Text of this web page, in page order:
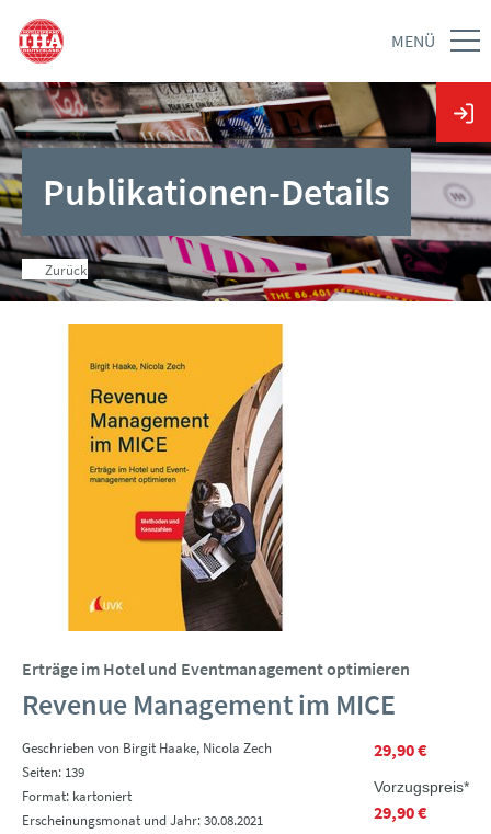
MENÜ
Publikationen-Details
Zurück
Erträge im Hotel und Eventmanagement optimieren
Revenue Management im MICE
Geschrieben von Birgit Haake, Nicola Zech
Seiten: 139
Format: kartoniert
Erscheinungsmonat und Jahr: 30.08.2021
29,90 €
Vorzugspreis*
29,90 €